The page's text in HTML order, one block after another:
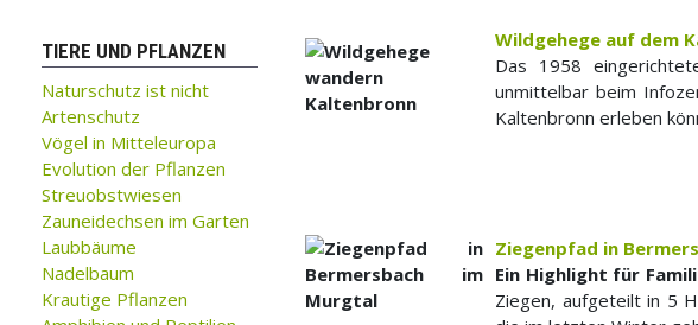
TIERE UND PFLANZEN
Naturschutz ist nicht
Artenschutz
Vögel in Mitteleuropa
Evolution der Pflanzen
Streuobstwiesen
Zauneidechsen im Garten
Laubbäume
Nadelbaum
Krautige Pflanzen
Wildgehege auf dem
Das 1958
unmittelbar beim
Kaltenbronn erleben
Ziegenpfad in
Ein Highlight für
Ziegen, aufgeteilt in 5